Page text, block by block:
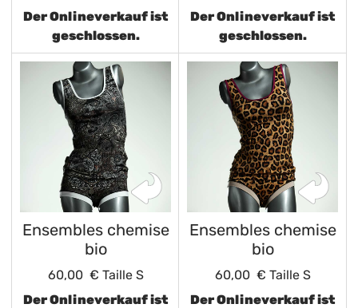
Der Onlineverkauf ist
geschlossen.
Der Onlineverkauf ist
geschlossen.
Ensembles chemise
bio
60,00 € Taille S
Der Onlineverkauf ist
Ensembles chemise
bio
60,00 € Taille S
Der Onlineverkauf ist